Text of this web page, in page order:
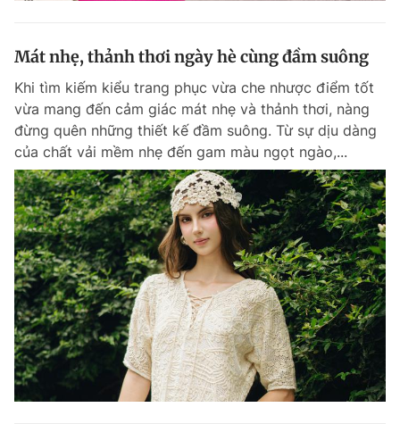
Mát nhẹ, thảnh thơi ngày hè cùng đầm suông
Khi tìm kiếm kiểu trang phục vừa che nhược điểm tốt
vừa mang đến cảm giác mát nhẹ và thảnh thơi, nàng
đừng quên những thiết kế đầm suông. Từ sự dịu dàng
của chất vải mềm nhẹ đến gam màu ngọt ngào,...